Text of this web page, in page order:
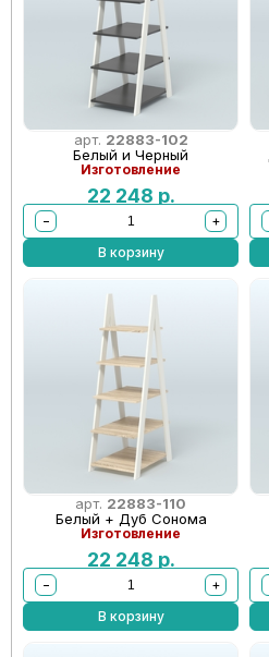
арт. 22883-102
Белый и Черный
Изготовление
22 248 р.
−
+
В корзину
арт. 22883-110
Белый + Дуб Сонома
Изготовление
22 248 р.
−
+
В корзину